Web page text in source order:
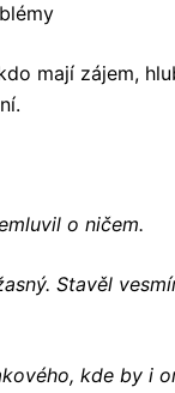
mají zájem,
o ničem.
Stavěl
kde by i